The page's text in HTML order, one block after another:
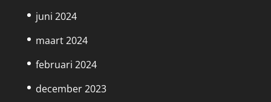
juni 2024
maart 2024
februari 2024
december 2023